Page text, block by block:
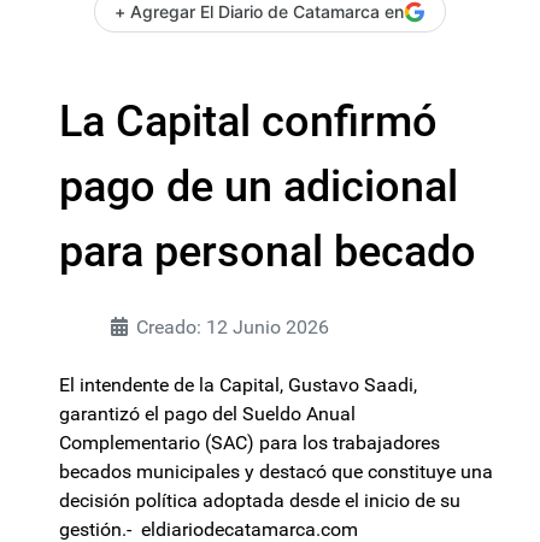
+ Agregar El Diario de Catamarca en
La Capital confirmó
pago de un adicional
para personal becado
Creado: 12 Junio 2026
El intendente de la Capital, Gustavo Saadi,
garantizó el pago del Sueldo Anual
Complementario (SAC) para los trabajadores
becados municipales y destacó que constituye una
decisión política adoptada desde el inicio de su
gestión.- eldiariodecatamarca.com